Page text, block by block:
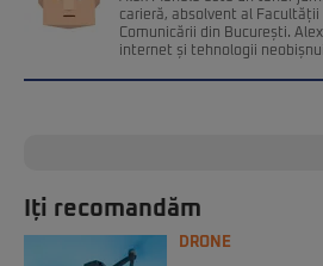
carieră, absolvent al
Comunicării din București.
internet și tehnologii
Iți recomandăm
DRONE